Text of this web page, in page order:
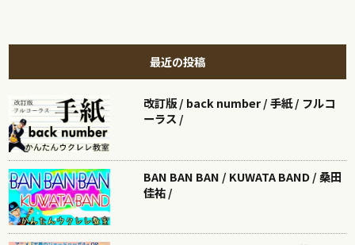
最近の投稿
改訂版 / back number / 手紙 / フルコ
ーラス /
BAN BAN BAN / KUWATA BAND / 桑田
佳祐 /